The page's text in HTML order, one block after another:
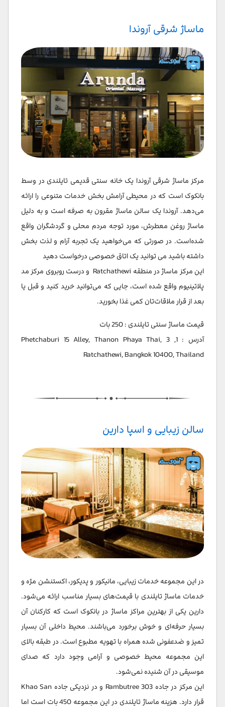
ماساژ شرقی آروندا
مرکز ماساژ شرقی آروندا یک خانه سنتی قدیمی تایلندی در وسط
بانکوک است که در محیطی آرامش بخش خدمات متنوعی را ارائه
می‌دهد. آروندا یک سالن ماساژ مقرون به صرفه است و به دلیل
ماساژ روغن معطرش، مورد توجه مردم محلی و گردشگران واقع
شده‌است. در صورتی که می‌‌خواهید یک تجربه آرام و لذت بخش
داشته باشید می توانید یک اتاق خصوصی درخواست دهید
این مرکز ماساژ در منطقه Ratchathewi و درست روبروی مرکز مد
پلاتینیوم واقع شده است، جایی که می‌توانید خرید کنید و قبل یا
بعد از قرار ملاقات‌تان کمی غذا بخورید.
قیمت ماساژ سنتی تایلندی : 250 بات
آدرس : 1, 3 Phetchaburi 15 Alley, Thanon Phaya Thai,
Ratchathewi, Bangkok 10400, Thailand
سالن زیبایی و اسپا دارین
در این مجموعه خدمات زیبایی، مانیکور و پدیکور، اکستنشن مژه و
خدمات ماساژ تایلندی با قیمت‌های بسیار مناسب ارائه می‌شود.
دارین یکی از بهترین مراکز ماساژ در بانکوک است که کارکنان آن
بسیار حرفه‌ای و خوش برخورد می‌باشند. محیط داخلی آن بسیار
تمیز و ضدعفونی شده همراه با تهویه مطبوع است. در طبقه بالای
این مجموعه محیط خصوصی و آرامی وجود دارد که صدای
موسیقی در آن شنیده نمی‌شود.
این مرکز در جاده 303 Rambutree و در نزدیکی جاده Khao San
قرار دارد. هزینه ماساژ تایلندی در این مجموعه 450 بات است اما